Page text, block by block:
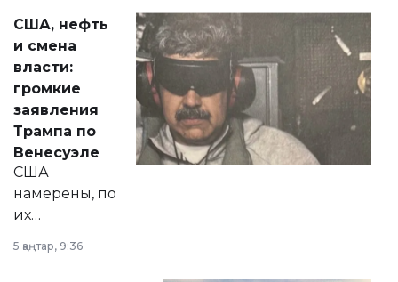
актуальных тем —
от слухов о
политических
реформах до
вопросов армии,
экономики и
личного здоровья.
США, нефть
и смена
власти:
громкие
заявления
Трампа по
Венесуэле
США
намерены, по
их
принести
5 қаңтар, 9:36